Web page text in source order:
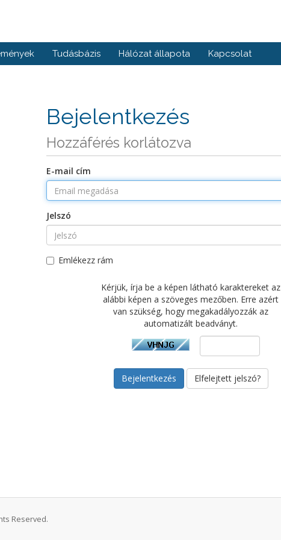
Tudásbázis Hálózat állapota Kapcsolat
Bejelentkezés
Hozzáférés korlátozva
E-mail cím
Jelszó
Emlékezz rám
Kérjük, írja be a képen látható karaktereket az
alábbi képen a szöveges mezőben. Erre azért
van szükség, hogy megakadályozzák az
automatizált beadványt.
Elfelejtett jelszó?
Reserved.